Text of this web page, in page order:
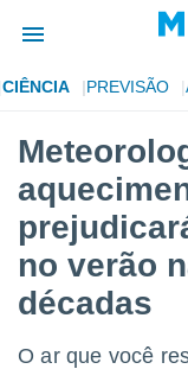
da
para
as
fornecidas
das
CIÊNCIA PREVISÃO
no verão
décadas
O ar que você